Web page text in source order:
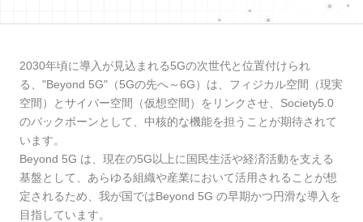
2030年頃に導入が見込まれる5Gの次世代と位置付けられ
る、"Beyond 5G"（5Gの先へ～6G）は、フィジカル空間（現実
空間）とサイバー空間（仮想空間）をリンクさせ、Society5.0
のバックボーンとして、中核的な機能を担うことが期待されて
います。
Beyond 5G は、現在の5G以上に国民生活や経済活動を支える
基盤として、あらゆる組織や産業において活用されることが想
定されるため、我が国ではBeyond 5G の早期かつ円滑な導入を
目指しています。